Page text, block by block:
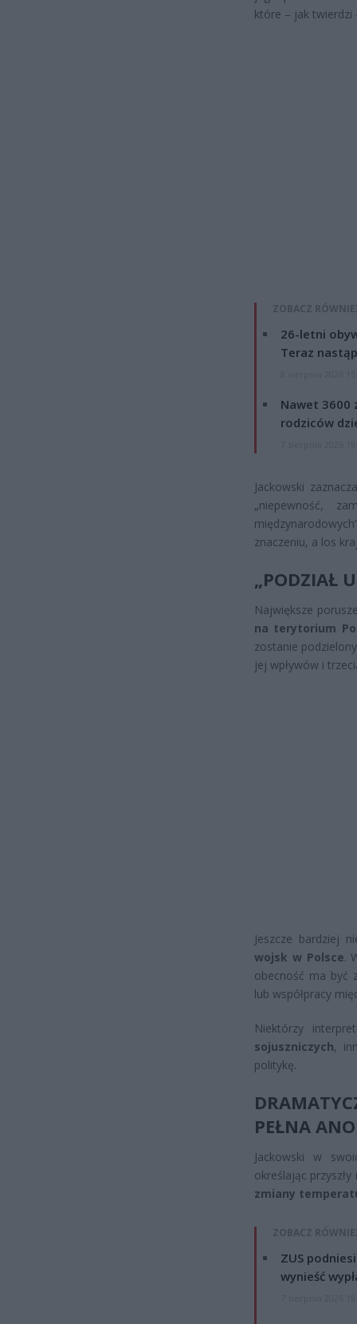
które – jak twierdzi
ZOBACZ
26-letni
Teraz
Nawet 3600
rodziców
Jackowski
„niepewność,
znaczeniu, a los
„PODZIAŁ
Największe
na terytorium
zostanie
jej wpływów i
Jeszcze bardziej
wojsk w Polsce.
obecność ma być
lub współpracy
Niektórzy
sojuszniczych,
politykę.
PEŁNA
Jackowski w
określając
zmiany
ZOBACZ
ZUS
wynieść